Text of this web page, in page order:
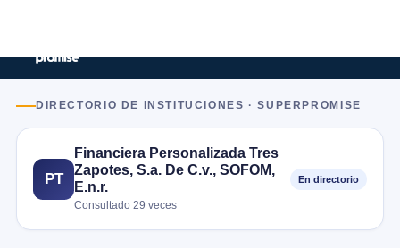
DIRECTORIO DE INSTITUCIONES · SUPERPROMISE
PT
Financiera Personalizada Tres
Zapotes, S.a. De C.v., SOFOM,
E.n.r.
Consultado 29 veces
En directorio